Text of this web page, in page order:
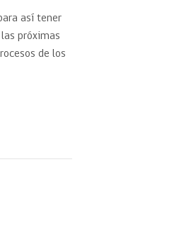
así tener
próximas
de los